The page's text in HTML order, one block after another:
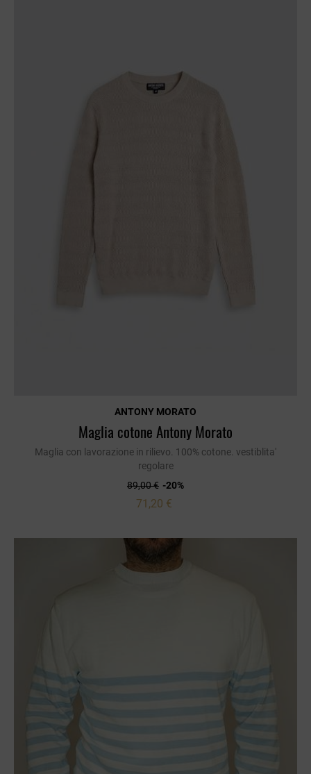
ANTONY MORATO
Maglia cotone Antony Morato
Maglia con lavorazione in rilievo. 100% cotone. vestiblita'
regolare
89,00 € -20%
71,20 €